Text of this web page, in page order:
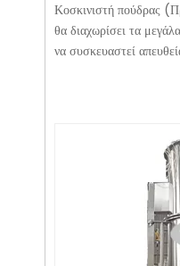
Κοσκινιστή πούδρας
θα διαχωρίσει τα
να συσκευαστεί